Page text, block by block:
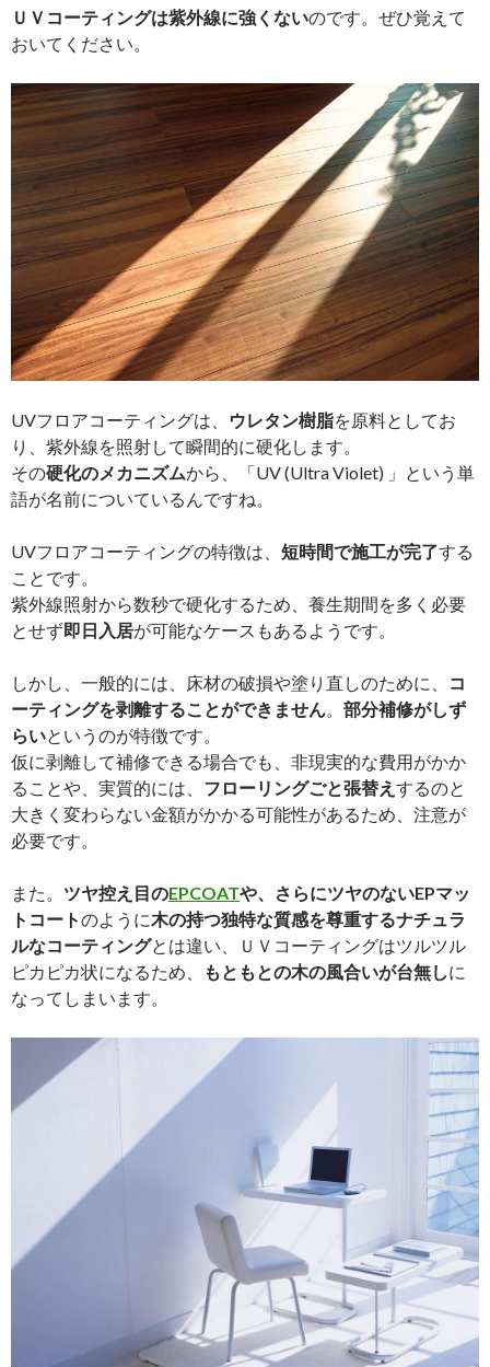
ＵＶコーティングは紫外線に強くないのです。ぜひ覚えて
おいてください。
UVフロアコーティングは、 ウレタン樹脂を原料としてお
り、紫外線を照射して瞬間的に硬化します。
その硬化のメカニズムから、「UV (Ultra Violet) 」という単
語が名前についているんですね。
UVフロアコーティングの特徴は、 短時間で施工が完了する
ことです。
紫外線照射から数秒で硬化するため、養生期間を多く必要
とせず即日入居が可能なケースもあるようです。
しかし、一般的には、床材の破損や塗り直しのために、
コ
ーティングを剥離することができません。 部分補修がしず
らいというのが特徴です。
仮に剥離して補修できる場合でも、非現実的な費用がかか
ることや、実質的には、 フローリングごと張替え するのと
大きく変わらない金額がかかる可能性があるため、注意が
必要です。
また。 ツヤ控え目のEPCOATや、さらにツヤのないEPマッ
トコートのように木の持つ独特な質感を尊重するナチュラ
ルなコーティングとは違い、ＵＶコーティングはツルツル
ピカピカ状になるため、
もともとの木の風合いが台無しに
なってしまいます。